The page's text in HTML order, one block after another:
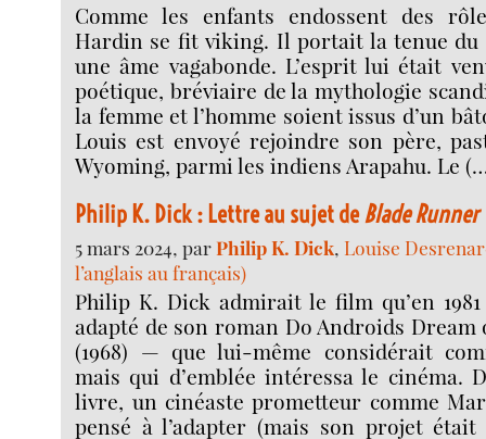
Comme les enfants endossent des
Hardin se fit viking. Il portait la tenue du
une âme vagabonde. L’esprit lui était
poétique, bréviaire de la mythologie
la femme et l’homme soient issus d’un
Louis est envoyé rejoindre son père,
Wyoming, parmi les indiens Arapahu. Le
Philip K. Dick : Lettre au sujet deBlade Runner
5 mars 2024, parPhilip K. Dick,Louise
l’anglais au français)
Philip K. Dick admirait le film qu’en
adapté de son roman Do Androids Dream
(1968) — que lui-même considérait
mais qui d’emblée intéressa le cinéma.
livre, un cinéaste prometteur comme
pensé à l’adapter (mais son projet